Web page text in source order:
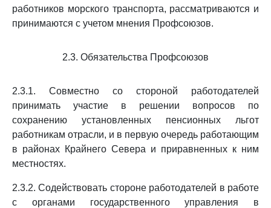
работников морского транспорта, рассматриваются и
принимаются с учетом мнения Профсоюзов.
2.3. Обязательства Профсоюзов
2.3.1. Совместно со стороной работодателей
принимать участие в решении вопросов по
сохранению установленных пенсионных льгот
работникам отрасли, и в первую очередь работающим
в районах Крайнего Севера и приравненных к ним
местностях.
2.3.2. Содействовать стороне работодателей в работе
с органами государственного управления в